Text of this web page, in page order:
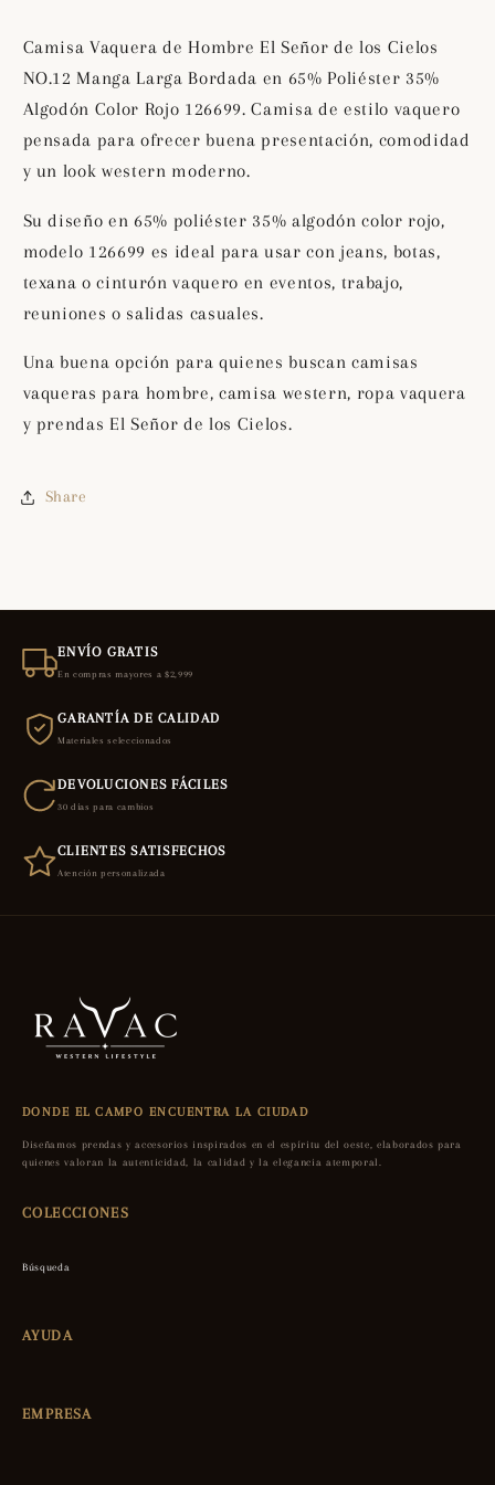
los
NO.12
Manga
Larga
Bordada
65%
Poliéster
Algodón
Color
126699
los
NO.12
Manga
Larga
Bordada
65%
Poliéster
Algodón
Color
126699
Camisa Vaquera de Hombre El Señor de los Cielos
NO.12 Manga Larga Bordada en 65% Poliéster 35%
Algodón Color Rojo 126699. Camisa de estilo vaquero
pensada para ofrecer buena presentación, comodidad
y un look western moderno.
Su diseño en 65% poliéster 35% algodón color rojo,
modelo 126699 es ideal para usar con jeans, botas,
texana o cinturón vaquero en eventos, trabajo,
reuniones o salidas casuales.
Una buena opción para quienes buscan camisas
vaqueras para hombre, camisa western, ropa vaquera
y prendas El Señor de los Cielos.
Share
ENVÍO GRATIS
En compras mayores a $2,999
GARANTÍA DE CALIDAD
Materiales seleccionados
DEVOLUCIONES FÁCILES
30 días para cambios
CLIENTES SATISFECHOS
Atención personalizada
DONDE EL CAMPO ENCUENTRA LA CIUDAD
Diseñamos prendas y accesorios inspirados en el espíritu del oeste, elaborados para
quienes valoran la autenticidad, la calidad y la elegancia atemporal.
COLECCIONES
Búsqueda
AYUDA
EMPRESA